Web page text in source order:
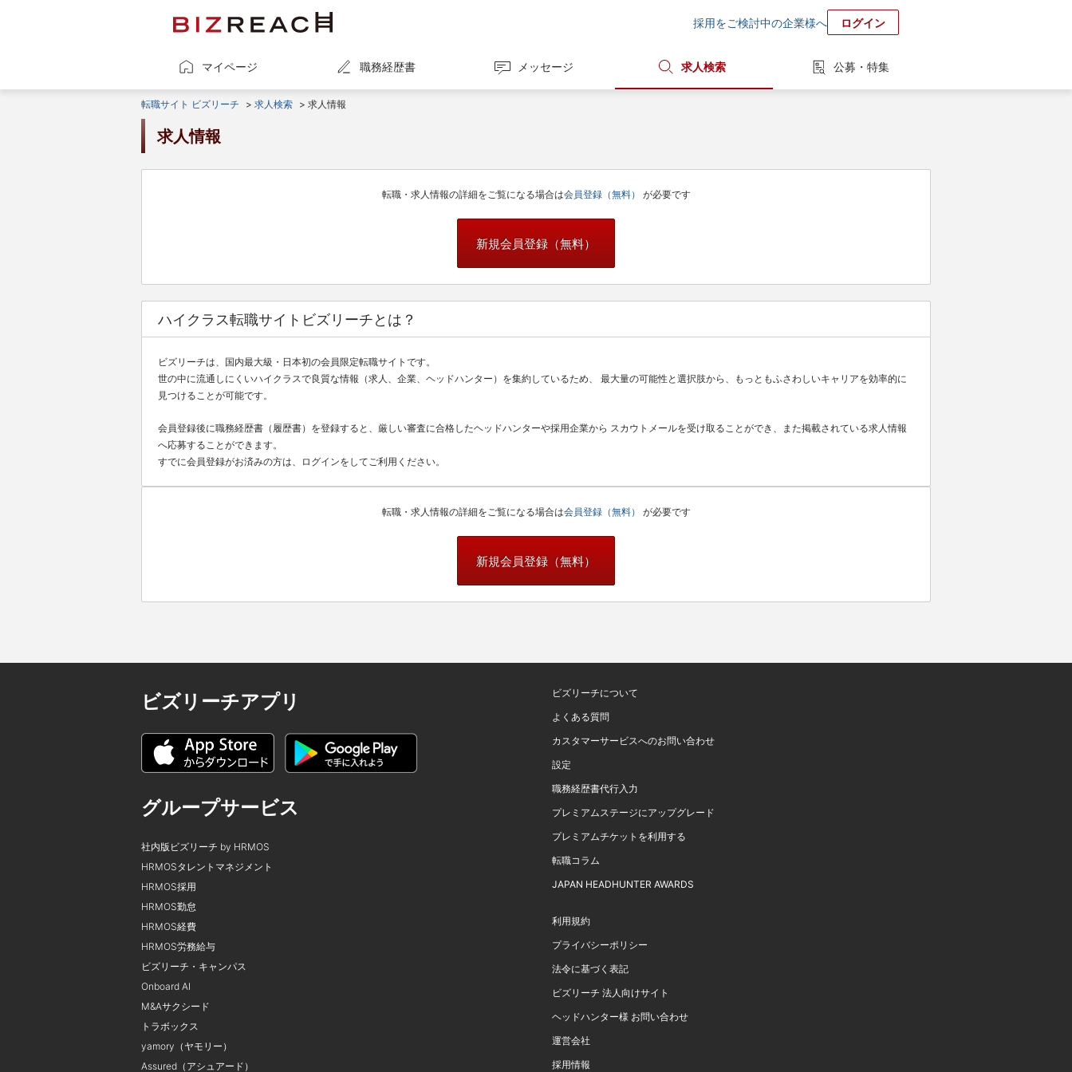
採用をご検討中の企業様へ ログイン
マイページ 職務経歴書 メッセージ 求人検索 公募・特集
転職サイト ビズリーチ > 求人検索 > 求人情報
求人情報
転職・求人情報の詳細をご覧になる場合は会員登録（無料） が必要です
新規会員登録（無料）
ハイクラス転職サイトビズリーチとは？
ビズリーチは、国内最大級・日本初の会員限定転職サイトです。
世の中に流通しにくいハイクラスで良質な情報（求人、企業、ヘッドハンター）を集約しているため、 最大量の可能性と選択肢から、もっともふさわしいキャリアを効率的に
見つけることが可能です。
会員登録後に職務経歴書（履歴書）を登録すると、厳しい審査に合格したヘッドハンターや採用企業から スカウトメールを受け取ることができ、また掲載されている求人情報
へ応募することができます。
すでに会員登録がお済みの方は、ログインをしてご利用ください。
転職・求人情報の詳細をご覧になる場合は会員登録（無料） が必要です
新規会員登録（無料）
ビズリーチアプリ
グループサービス
社内版ビズリーチ by HRMOS
HRMOSタレントマネジメント
HRMOS採用
HRMOS勤怠
HRMOS経費
HRMOS労務給与
ビズリーチ・キャンパス
Onboard AI
M&Aサクシード
トラボックス
yamory（ヤモリー）
Assured（アシュアード）
ビズリーチについて
よくある質問
カスタマーサービスへのお問い合わせ
設定
職務経歴書代行入力
プレミアムステージにアップグレード
プレミアムチケットを利用する
転職コラム
JAPAN HEADHUNTER AWARDS
利用規約
プライバシーポリシー
法令に基づく表記
ビズリーチ 法人向けサイト
ヘッドハンター様 お問い合わせ
運営会社
採用情報